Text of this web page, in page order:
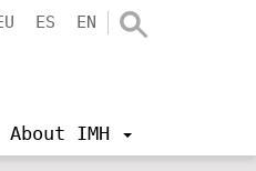
ES EN
About IMH